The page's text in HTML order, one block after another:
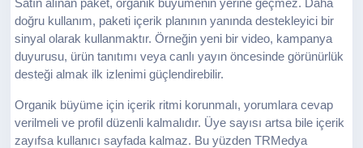
Satın alınan paket, organik büyümenin yerine geçmez. Daha
doğru kullanım, paketi içerik planının yanında destekleyici bir
sinyal olarak kullanmaktır. Örneğin yeni bir video, kampanya
duyurusu, ürün tanıtımı veya canlı yayın öncesinde görünürlük
desteği almak ilk izlenimi güçlendirebilir.
Organik büyüme için içerik ritmi korunmalı, yorumlara cevap
verilmeli ve profil düzenli kalmalıdır. Üye sayısı artsa bile içerik
zayıfsa kullanıcı sayfada kalmaz. Bu yüzden TRMedya